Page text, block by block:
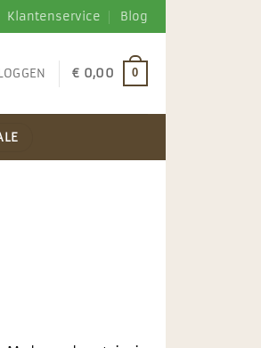
Klantenservice Blog
€ 0,00 0